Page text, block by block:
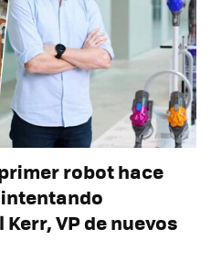
robot hace
VP de nuevos